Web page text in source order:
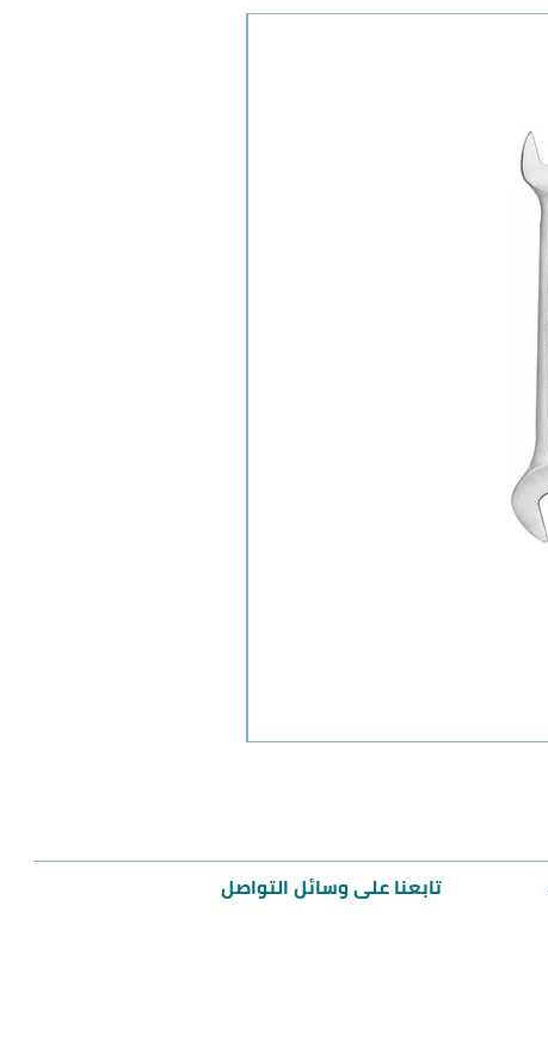
تابعنا على وسائل التواصل